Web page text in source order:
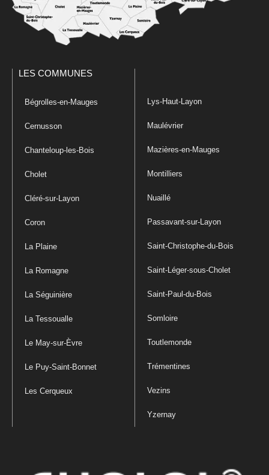
LES COMMUNES
Bégrolles-en-Mauges
Cernusson
Chanteloup-les-Bois
Cholet
Cléré-sur-Layon
Coron
La Plaine
La Romagne
La Séguinière
La Tessoualle
Le May-sur-Èvre
Le Puy-Saint-Bonnet
Les Cerqueux
Lys-Haut-Layon
Maulévrier
Mazières-en-Mauges
Montilliers
Nuaillé
Passavant-sur-Layon
Saint-Christophe-du-Bois
Saint-Léger-sous-Cholet
Saint-Paul-du-Bois
Somloire
Toutlemonde
Trémentines
Vezins
Yzernay